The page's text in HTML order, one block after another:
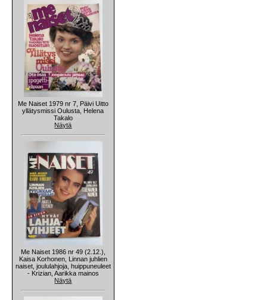
Me Naiset 1979 nr 7, Päivi Uitto
yllätysmissi Oulusta, Helena
Takalo
Näytä
Me Naiset 1986 nr 49 (2.12.),
Kaisa Korhonen, Linnan juhlien
naiset, joululahjoja, huippuneuleet
- Krizian, Aarikka mainos
Näytä